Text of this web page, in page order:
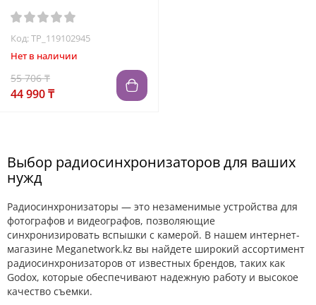
Код: TP_119102945
Нет в наличии
55 706 ₸
44 990 ₸
Выбор радиосинхронизаторов для ваших
нужд
Радиосинхронизаторы — это незаменимые устройства для
фотографов и видеографов, позволяющие
синхронизировать вспышки с камерой. В нашем интернет-
магазине Meganetwork.kz вы найдете широкий ассортимент
радиосинхронизаторов от известных брендов, таких как
Godox, которые обеспечивают надежную работу и высокое
качество съемки.